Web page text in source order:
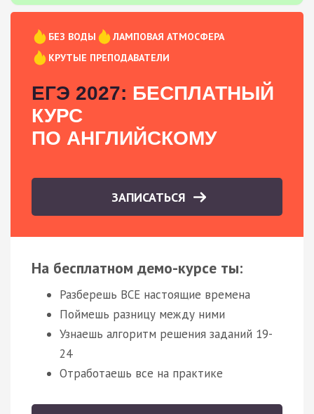
БЕЗ ВОДЫ
ЛАМПОВАЯ АТМОСФЕРА
КРУТЫЕ ПРЕПОДАВАТЕЛИ
ЕГЭ 2027: БЕСПЛАТНЫЙ
КУРС
ПО АНГЛИЙСКОМУ
ЗАПИСАТЬСЯ
На бесплатном демо-курсе ты:
Разберешь ВСЕ настоящие времена
Поймешь разницу между ними
Узнаешь алгоритм решения заданий 19-
24
Отработаешь все на практике